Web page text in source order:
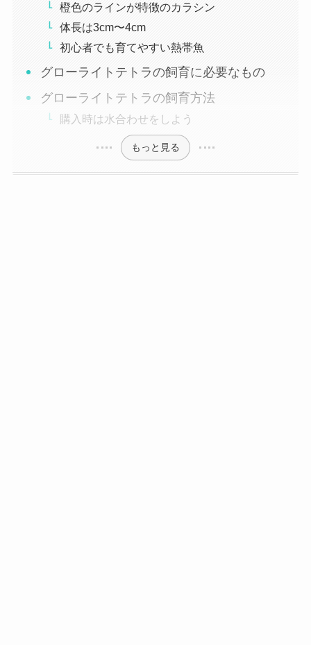
橙色のラインが特徴のカラシン
体長は3cm〜4cm
初心者でも育てやすい熱帯魚
グローライトテトラの飼育に必要なもの
グローライトテトラの飼育方法
購入時は水合わせをしよう
もっと見る